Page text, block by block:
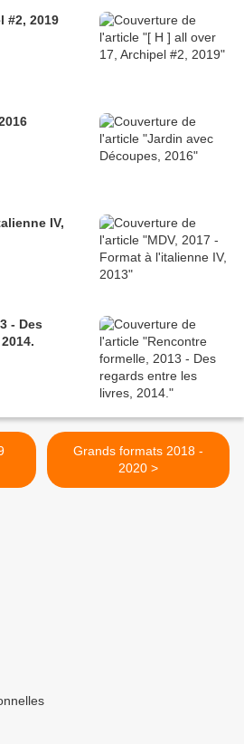
#2, 2019
IV,
- Des
Grands formats 2018 -
2020 >